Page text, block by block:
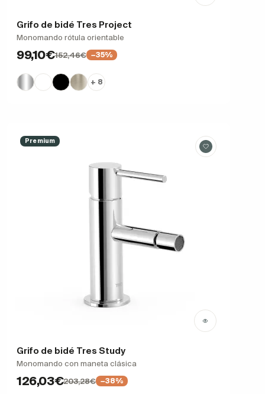
Grifo de bidé Tres Project
Monomando rótula orientable
99,10€152,46€ −35%
+ 8
Premium
Grifo de bidé Tres Study
Monomando con maneta clásica
126,03€203,28€ −38%